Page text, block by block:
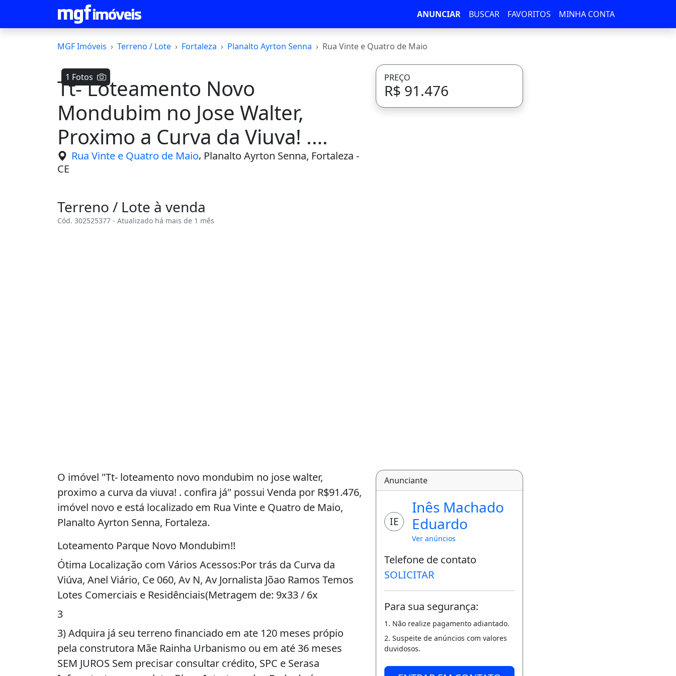
ANUNCIAR BUSCAR FAVORITOS MINHA CONTA
MGF Imóveis Terreno / Lote Fortaleza Planalto Ayrton Senna Rua Vinte e Quatro de Maio
1 Fotos
Tt- Loteamento Novo
Mondubim no Jose Walter,
Proximo a Curva da Viuva! .
Confira Já
Rua Vinte e Quatro de Maio, Planalto Ayrton Senna, Fortaleza -
CE
Terreno / Lote à venda
Cód. 302525377 - Atualizado há mais de 1 mês
PREÇO
R$ 91.476
O imóvel "Tt- loteamento novo mondubim no jose walter,
proximo a curva da viuva! . confira já" possui Venda por R$91.476,
imóvel novo e está localizado em Rua Vinte e Quatro de Maio,
Planalto Ayrton Senna, Fortaleza.
Loteamento Parque Novo Mondubim!!
Ótima Localização com Vários Acessos:Por trás da Curva da
Viúva, Anel Viário, Ce 060, Av N, Av Jornalista Jõao Ramos Temos
Lotes Comerciais e Residênciais(Metragem de: 9x33 / 6x
3
3) Adquira já seu terreno financiado em ate 120 meses própio
pela construtora Mãe Rainha Urbanismo ou em até 36 meses
SEM JUROS Sem precisar consultar crédito, SPC e Serasa
Anunciante
IE
Inês Machado
Eduardo
Ver anúncios
Telefone de contato
SOLICITAR
Para sua segurança:
1. Não realize pagamento adiantado.
2. Suspeite de anúncios com valores
duvidosos.